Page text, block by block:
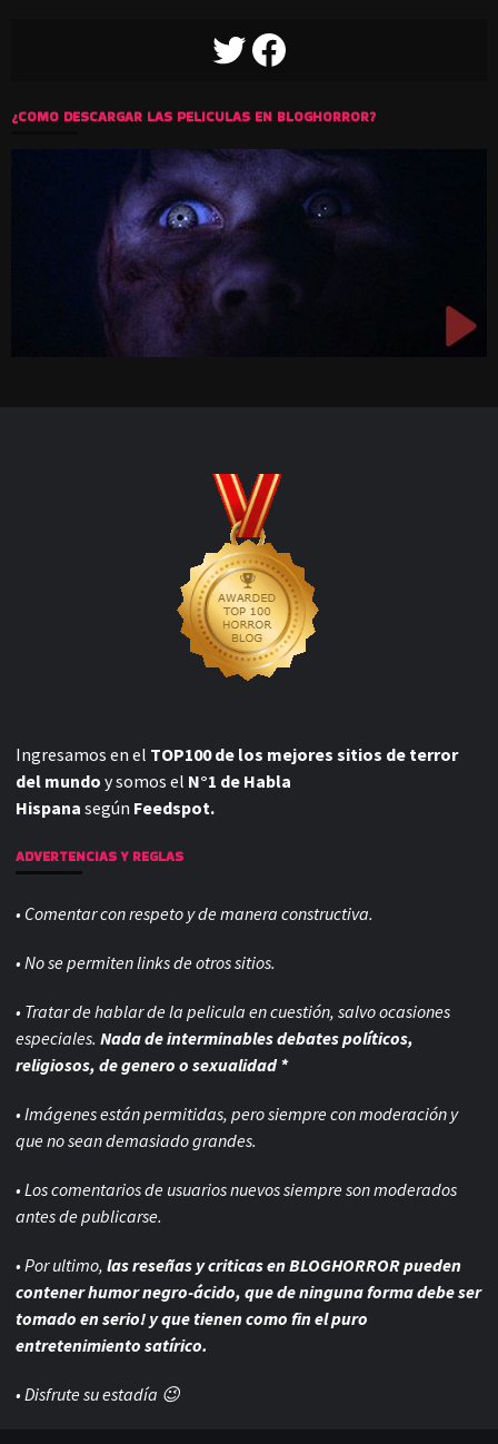
TWITTERFACEBOOK
¿COMO DESCARGAR LAS PELICULAS EN BLOGHORROR?
Ingresamos en el TOP100 de los mejores sitios de terror
del mundo y somos el N°1 de Habla
Hispana según Feedspot.
ADVERTENCIAS Y REGLAS
• Comentar con respeto y de manera constructiva.
• No se permiten links de otros sitios.
• Tratar de hablar de la pelicula en cuestión, salvo ocasiones
especiales. Nada de interminables debates políticos,
religiosos, de genero o sexualidad *
• Imágenes están permitidas, pero siempre conmoderación y
que no sean demasiado grandes.
• Los comentarios de usuarios nuevos siempre son moderados
antes de publicarse.
• Por ultimo, las reseñas y criticas en BLOGHORROR pueden
contener humor negro-ácido, que de ninguna forma debe ser
tomado en serio! y que tienen como fin el puro
entretenimiento satírico.
• Disfrute su estadía 😉